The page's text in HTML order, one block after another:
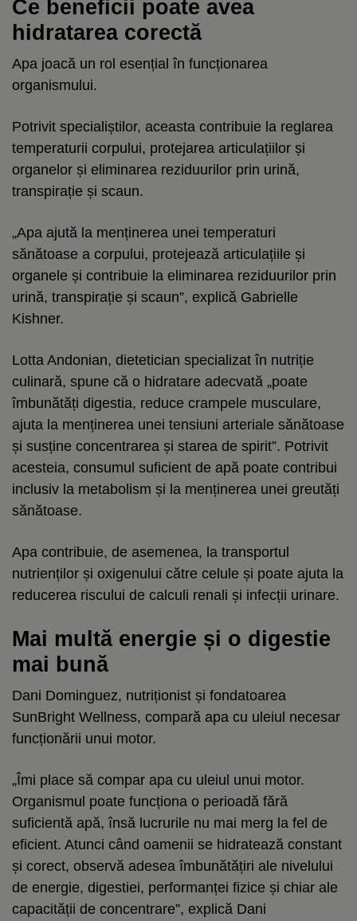
Ce beneficii poate avea
hidratarea corectă
Apa joacă un rol esențial în funcționarea
organismului.
Potrivit specialiștilor, aceasta contribuie la reglarea
temperaturii corpului, protejarea articulațiilor și
organelor și eliminarea reziduurilor prin urină,
transpirație și scaun.
„Apa ajută la menținerea unei temperaturi
sănătoase a corpului, protejează articulațiile și
organele și contribuie la eliminarea reziduurilor prin
urină, transpirație și scaun”, explică Gabrielle
Kishner.
Lotta Andonian, dietetician specializat în nutriție
culinară, spune că o hidratare adecvată „poate
îmbunătăți digestia, reduce crampele musculare,
ajuta la menținerea unei tensiuni arteriale sănătoase
și susține concentrarea și starea de spirit”. Potrivit
acesteia, consumul suficient de apă poate contribui
inclusiv la metabolism și la menținerea unei greutăți
sănătoase.
Apa contribuie, de asemenea, la transportul
nutrienților și oxigenului către celule și poate ajuta la
reducerea riscului de calculi renali și infecții urinare.
Mai multă energie și o digestie
mai bună
Dani Dominguez, nutriționist și fondatoarea
SunBright Wellness, compară apa cu uleiul necesar
funcționării unui motor.
„Îmi place să compar apa cu uleiul unui motor.
Organismul poate funcționa o perioadă fără
suficientă apă, însă lucrurile nu mai merg la fel de
eficient. Atunci când oamenii se hidratează constant
și corect, observă adesea îmbunătățiri ale nivelului
de energie, digestiei, performanței fizice și chiar ale
capacității de concentrare”, explică Dani